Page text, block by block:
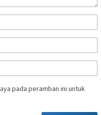
pada peramban ini untuk